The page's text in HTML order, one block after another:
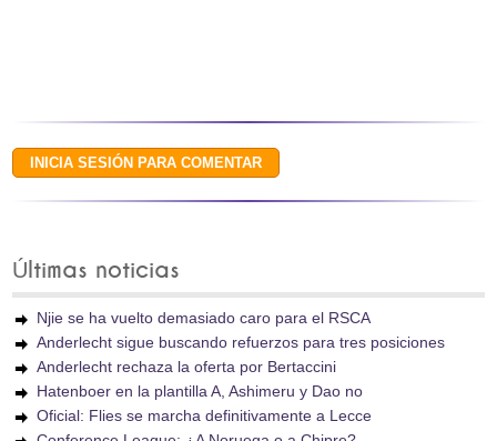
Últimas noticias
Njie se ha vuelto demasiado caro para el RSCA
Anderlecht sigue buscando refuerzos para tres posiciones
Anderlecht rechaza la oferta por Bertaccini
Hatenboer en la plantilla A, Ashimeru y Dao no
Oficial: Flies se marcha definitivamente a Lecce